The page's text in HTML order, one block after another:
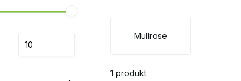
Mullrose
1 produkt